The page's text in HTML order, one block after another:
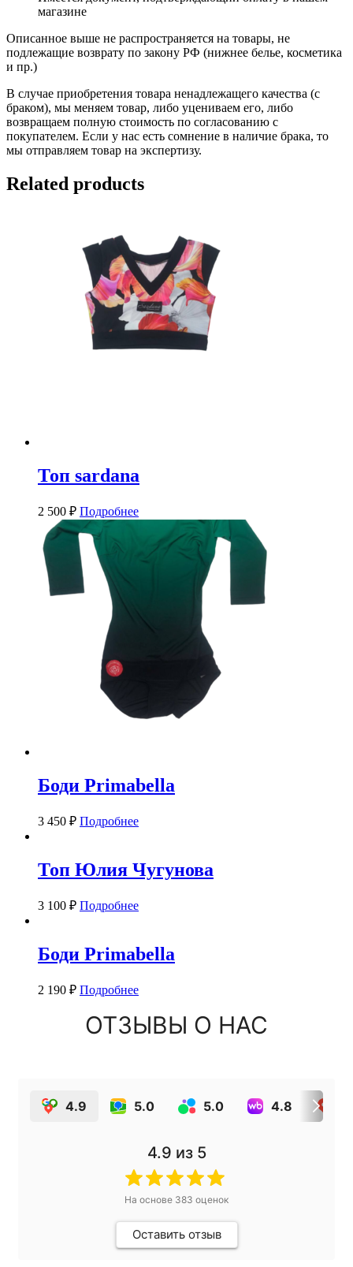
магазине
Описанное выше не распространяется на товары, не
подлежащие возврату по закону РФ (нижнее белье, косметика
и пр.)
В случае приобретения товара ненадлежащего качества (с
браком), мы меняем товар, либо уцениваем его, либо
возвращаем полную стоимость по согласованию с
покупателем. Если у нас есть сомнение в наличие брака, то
мы отправляем товар на экспертизу.
Related products
Топ sardana
2 500 ₽ Подробнее
Боди Primabella
3 450 ₽ Подробнее
Топ Юлия Чугунова
3 100 ₽ Подробнее
Боди Primabella
2 190 ₽ Подробнее
ОТЗЫВЫ О НАС
4.9 5.0 5.0 4.8
4.9 из 5
На основе 383 оценок
Оставить отзыв